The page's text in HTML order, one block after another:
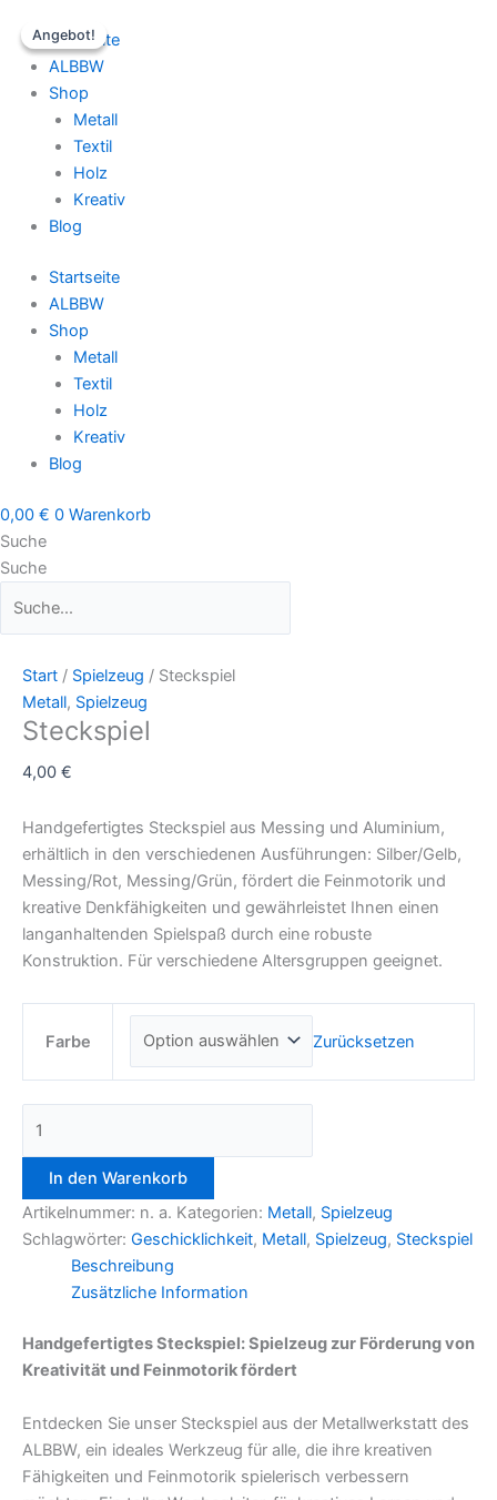
Inhalt
springen
Startseite
ALBBW
Shop
Metall
Textil
Holz
Kreativ
Blog
Startseite
ALBBW
Shop
Metall
Textil
Holz
Kreativ
Blog
0,00 € 0 Warenkorb
Suche
Suche
Start / Spielzeug / Steckspiel
Metall, Spielzeug
Steckspiel
4,00 €
Handgefertigtes Steckspiel aus Messing und Aluminium,
erhältlich in den verschiedenen Ausführungen: Silber/Gelb,
Messing/Rot, Messing/Grün, fördert die Feinmotorik und
kreative Denkfähigkeiten und gewährleistet Ihnen einen
langanhaltenden Spielspaß durch eine robuste
Konstruktion. Für verschiedene Altersgruppen geeignet.
Farbe Zurücksetzen
Menge
In den Warenkorb
Artikelnummer: n. a. Kategorien: Metall, Spielzeug
Schlagwörter: Geschicklichkeit, Metall, Spielzeug, Steckspiel
Beschreibung
Zusätzliche Information
Handgefertigtes Steckspiel: Spielzeug zur Förderung von
Kreativität und Feinmotorik fördert
Entdecken Sie unser Steckspiel aus der Metallwerkstatt des
ALBBW, ein ideales Werkzeug für alle, die ihre kreativen
Fähigkeiten und Feinmotorik spielerisch verbessern
Angebot!
Angebot!